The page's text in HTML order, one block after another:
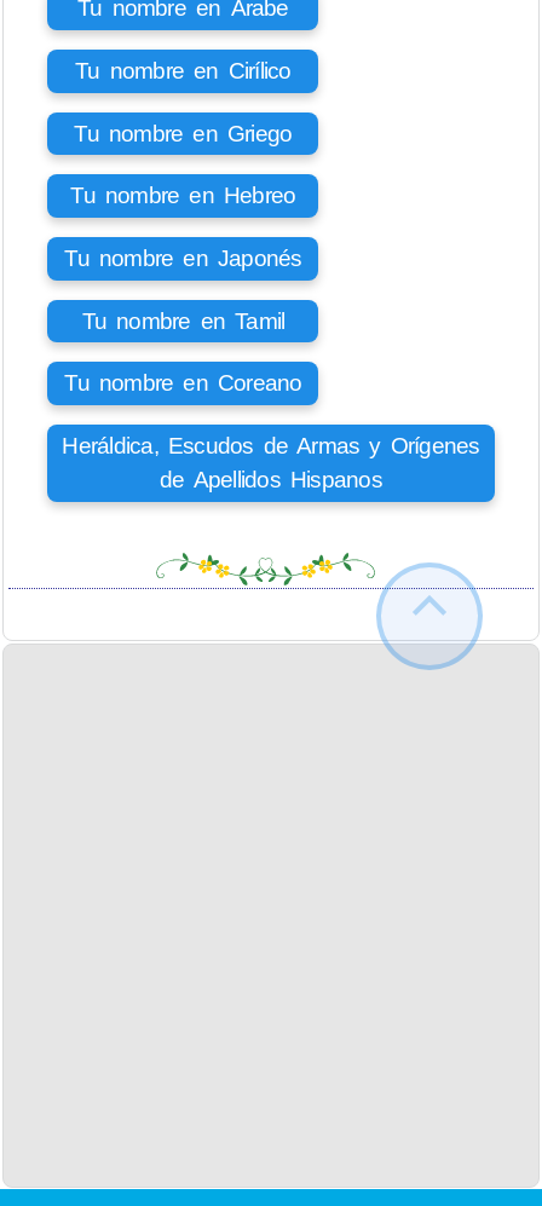
Tu nombre en Árabe
Tu nombre en Cirílico
Tu nombre en Griego
Tu nombre en Hebreo
Tu nombre en Japonés
Tu nombre en Tamil
Tu nombre en Coreano
Heráldica, Escudos de Armas y Orígenes
de Apellidos Hispanos